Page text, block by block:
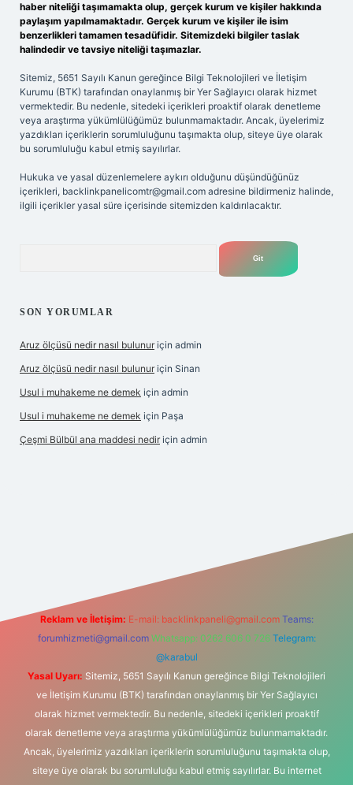
haber niteliği taşımamakta olup, gerçek kurum ve kişiler hakkında
paylaşım yapılmamaktadır. Gerçek kurum ve kişiler ile isim
benzerlikleri tamamen tesadüfidir. Sitemizdeki bilgiler taslak
halindedir ve tavsiye niteliği taşımazlar.
Sitemiz, 5651 Sayılı Kanun gereğince Bilgi Teknolojileri ve İletişim
Kurumu (BTK) tarafından onaylanmış bir Yer Sağlayıcı olarak hizmet
vermektedir. Bu nedenle, sitedeki içerikleri proaktif olarak denetleme
veya araştırma yükümlülüğümüz bulunmamaktadır. Ancak, üyelerimiz
yazdıkları içeriklerin sorumluluğunu taşımakta olup, siteye üye olarak
bu sorumluluğu kabul etmiş sayılırlar.
Hukuka ve yasal düzenlemelere aykırı olduğunu düşündüğünüz
içerikleri, backlinkpanelicomtr@gmail.com adresine bildirmeniz halinde,
ilgili içerikler yasal süre içerisinde sitemizden kaldırılacaktır.
SON YORUMLAR
Aruz ölçüsü nedir nasıl bulunur için admin
Aruz ölçüsü nedir nasıl bulunur için Sinan
Usul i muhakeme ne demek için admin
Usul i muhakeme ne demek için Paşa
Çeşmi Bülbül ana maddesi nedir için admin
Reklam ve İletişim: E-mail: backlinkpaneli@gmail.com Teams:
forumhizmeti@gmail.com Whatsapp: 0262 606 0 726 Telegram:
@karabul
Yasal Uyarı: Sitemiz, 5651 Sayılı Kanun gereğince Bilgi Teknolojileri
ve İletişim Kurumu (BTK) tarafından onaylanmış bir Yer Sağlayıcı
olarak hizmet vermektedir. Bu nedenle, sitedeki içerikleri proaktif
olarak denetleme veya araştırma yükümlülüğümüz bulunmamaktadır.
Ancak, üyelerimiz yazdıkları içeriklerin sorumluluğunu taşımakta olup,
siteye üye olarak bu sorumluluğu kabul etmiş sayılırlar. Bu internet